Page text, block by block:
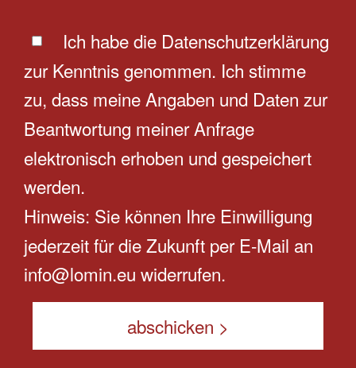
Ich habe die Datenschutzerklärung
zur Kenntnis genommen. Ich stimme
zu, dass meine Angaben und Daten zur
Beantwortung meiner Anfrage
elektronisch erhoben und gespeichert
werden.
Hinweis: Sie können Ihre Einwilligung
jederzeit für die Zukunft per E-Mail an
info@lomin.eu widerrufen.